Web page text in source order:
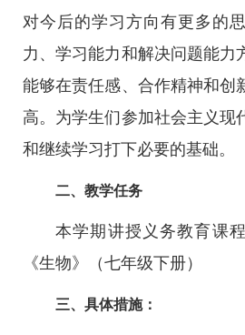
对今后的学习方向有更多的
力、学习能力和解决问题能力
能够在责任感、合作精神和创
高。为学生们参加社会主义现
和继续学习打下必要的基础。
二、教学任务
本学期讲授义务教育课
《生物》（七年级下册）
三、具体措施：